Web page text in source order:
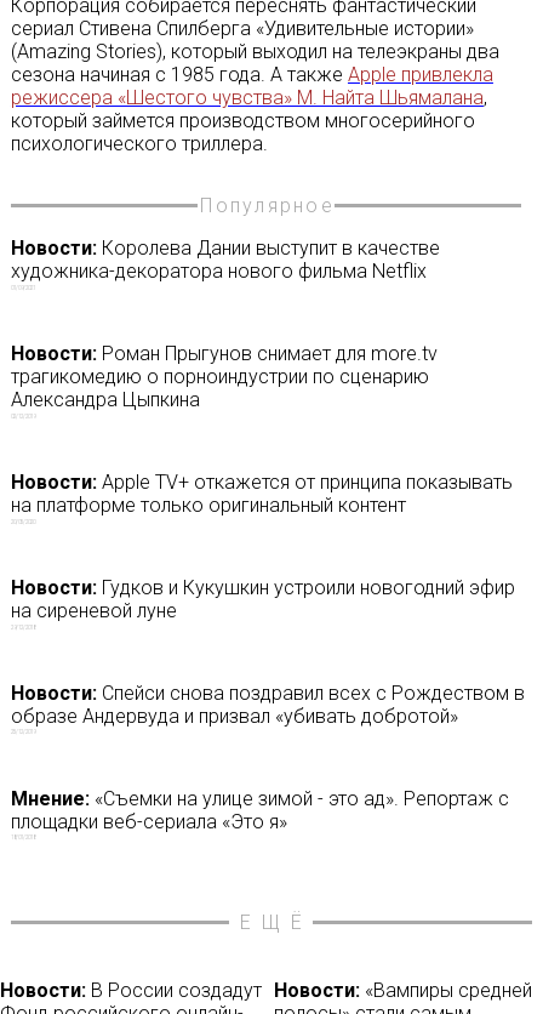
Корпорация собирается переснять фантастический
сериал Стивена Спилберга «Удивительные истории»
(Amazing Stories), который выходил на телеэкраны два
сезона начиная с 1985 года. А также Apple привлекла
режиссера «Шестого чувства» М. Найта Шьямалана,
который займется производством многосерийного
психологического триллера.
Популярное
Новости:Королева Дании выступит в качестве
художника-декоратора нового фильма Netflix
01/09/2021
Новости:Роман Прыгунов снимает для more.tv
трагикомедию о порноиндустрии по сценарию
Александра Цыпкина
02/12/2019
Новости:Apple TV+ откажется от принципа показывать
на платформе только оригинальный контент
20/05/2020
Новости:Гудков и Кукушкин устроили новогодний эфир
на сиреневой луне
29/12/2018
Новости:Спейси снова поздравил всех с Рождеством в
образе Андервуда и призвал «убивать добротой»
25/12/2019
Мнение:«Съемки на улице зимой - это ад». Репортаж с
площадки веб-сериала «Это я»
18/01/2018
ЕЩЁ
Новости: В России создадут Новости: «Вампиры средней